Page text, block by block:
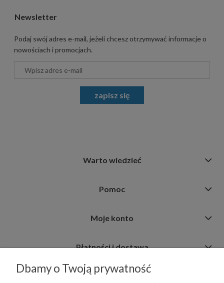
Newsletter
Podaj swój adres e-mail, jeżeli chcesz otrzymywać informacje o
nowościach i promocjach.
zapisz się
Warto wiedzieć
Pomoc
Moje konto
Płatności i dostawa
Informacje
Dbamy o Twoją prywatność